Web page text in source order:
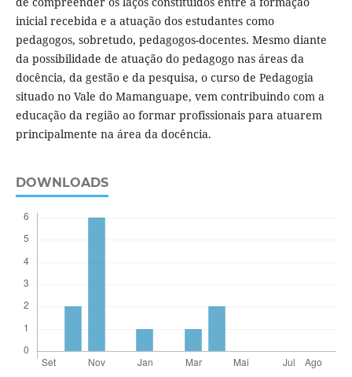
inicial recebida e a atuação dos estudantes como
pedagogos, sobretudo, pedagogos-docentes. Mesmo diante
da possibilidade de atuação do pedagogo nas áreas da
docência, da gestão e da pesquisa, o curso de Pedagogia
situado no Vale do Mamanguape, vem contribuindo com a
educação da região ao formar profissionais para atuarem
principalmente na área da docência.
DOWNLOADS